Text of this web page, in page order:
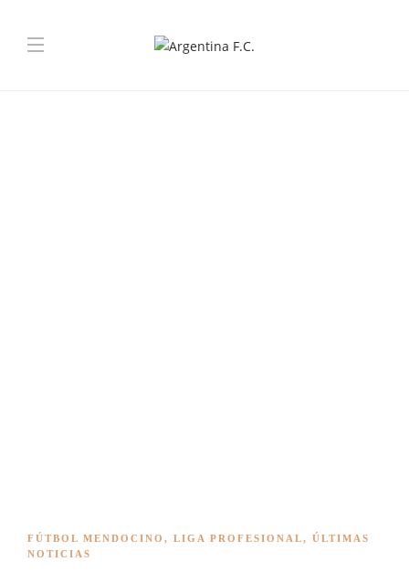
FÚTBOL MENDOCINO , LIGA PROFESIONAL, ÚLTIMAS
NOTICIAS